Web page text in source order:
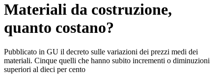
Materiali da costruzione,
quanto costano?
Pubblicato in GU il decreto sulle variazioni dei prezzi medi dei
materiali. Cinque quelli che hanno subito incrementi o diminuzioni
superiori al dieci per cento